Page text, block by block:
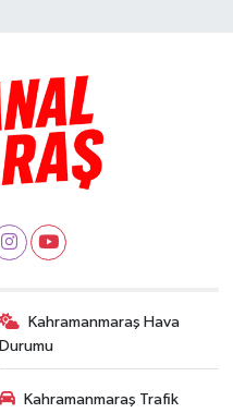
Kahramanmaraş Hava
Durumu
Kahramanmaraş Trafik